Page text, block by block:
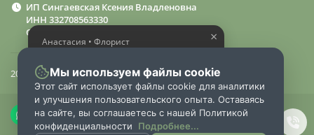
ИП Сингаевская Ксения Владленовна
ИНН 332708563330
ОГРН 310332714600015
2024 «FlowerGuru»
×
Анастасия • Флорист
букет
Мы используем файлы cookie
Этот сайт использует файлы cookie для аналитики
и улучшения пользовательского опыта. Оставаясь
на сайте, вы соглашаетесь с нашей Политикой
конфиденциальности
Подробнее...